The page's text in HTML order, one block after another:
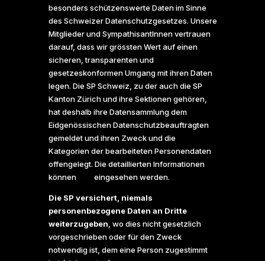
besonders schützenswerte Daten im Sinne
des Schweizer Datenschutzgesetzes. Unsere
Mitglieder und SympathisantInnen vertrauen
darauf, dass wir grössten Wert auf einen
sicheren, transparenten und
gesetzeskonformen Umgang mit ihren Daten
legen. Die SP Schweiz, zu der auch die SP
Kanton Zürich und ihre Sektionen gehören,
hat deshalb ihre Datensammlung dem
Eidgenössischen Datenschutzbeauftragten
gemeldet und ihren Zweck und die
Kategorien der bearbeiteten Personendaten
offengelegt. Die detaillierten Informationen
können
eingesehen werden.
Die SP versichert, niemals
personenbezogene Daten an Dritte
weiterzugeben , wo dies nicht gesetzlich
vorgeschrieben oder für den Zweck
notwendig ist, dem eine Person zugestimmt